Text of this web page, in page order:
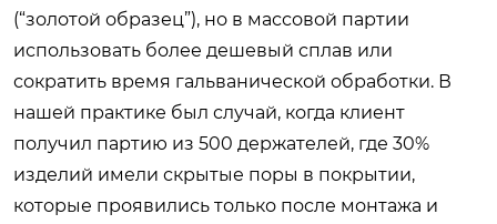
(“золотой образец”), но в массовой партии
использовать более дешевый сплав или
сократить время гальванической обработки. В
нашей практике был случай, когда клиент
получил партию из 500 держателей, где 30%
изделий имели скрытые поры в покрытии,
которые проявились только после монтажа и